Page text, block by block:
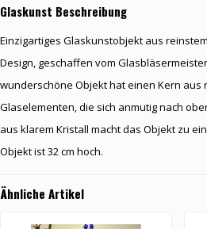
Glaskunst Beschreibung
Einzigartiges Glaskunstobjekt aus
Design, geschaffen vom
wunderschöne Objekt hat einen Kern aus
Glaselementen, die sich anmutig nach
aus klarem Kristall macht das Objekt zu
Objekt ist 32 cm hoch.
Ähnliche Artikel